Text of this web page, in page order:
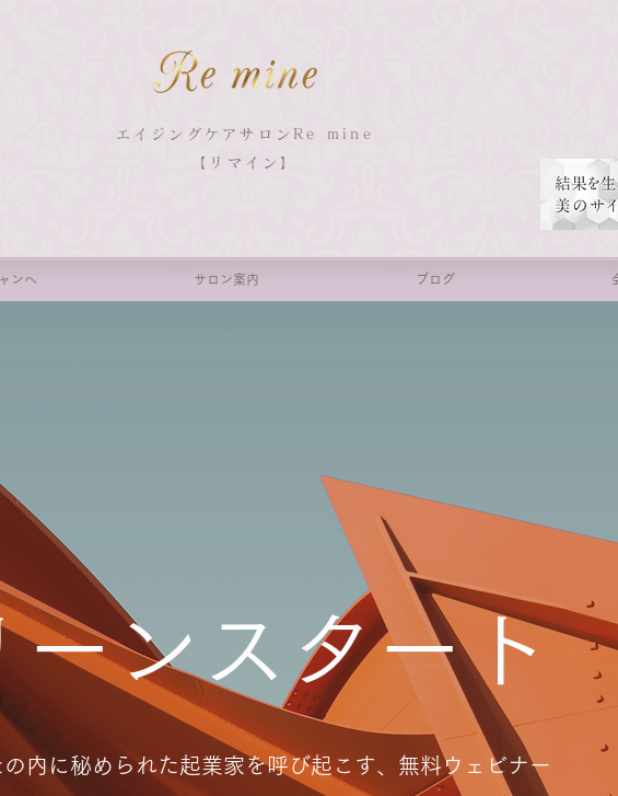
エイジングケアサロンRe mine
【リマイン】
ンへ サロン案内 ブログ
ーンスタート
内に秘められた起業家を呼び起こす、無料ウェビナー